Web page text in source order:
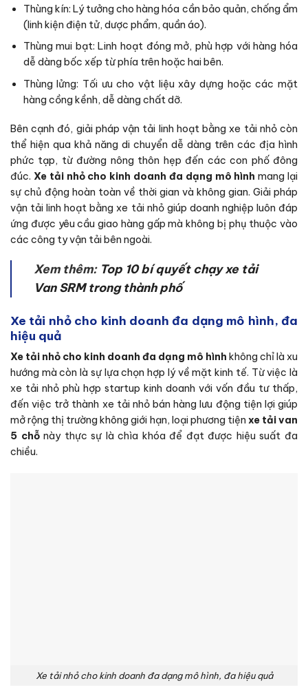
Thùng kín: Lý tưởng cho hàng hóa cần bảo quản, chống ẩm
(linh kiện điện tử, dược phẩm, quần áo).
Thùng mui bạt: Linh hoạt đóng mở, phù hợp với hàng hóa
dễ dàng bốc xếp từ phía trên hoặc hai bên.
Thùng lửng: Tối ưu cho vật liệu xây dựng hoặc các mặt
hàng cồng kềnh, dễ dàng chất dỡ.
Bên cạnh đó, giải pháp vận tải linh hoạt bằng xe tải nhỏ còn
thể hiện qua khả năng di chuyển dễ dàng trên các địa hình
phức tạp, từ đường nông thôn hẹp đến các con phố đông
đúc. Xe tải nhỏ cho kinh doanh đa dạng mô hình mang lại
sự chủ động hoàn toàn về thời gian và không gian. Giải pháp
vận tải linh hoạt bằng xe tải nhỏ giúp doanh nghiệp luôn đáp
ứng được yêu cầu giao hàng gấp mà không bị phụ thuộc vào
các công ty vận tải bên ngoài.
Xem thêm: Top 10 bí quyết chạy xe tải
Van SRM trong thành phố
Xe tải nhỏ cho kinh doanh đa dạng mô hình, đa
hiệu quả
Xe tải nhỏ cho kinh doanh đa dạng mô hình không chỉ là xu
hướng mà còn là sự lựa chọn hợp lý về mặt kinh tế. Từ việc là
xe tải nhỏ phù hợp startup kinh doanh với vốn đầu tư thấp,
đến việc trở thành xe tải nhỏ bán hàng lưu động tiện lợi giúp
mở rộng thị trường không giới hạn, loại phương tiện xe tải van
5 chỗnày thực sự là chìa khóa để đạt được hiệu suất đa
chiều.
Xe tải nhỏ cho kinh doanh đa dạng mô hình, đa hiệu quả